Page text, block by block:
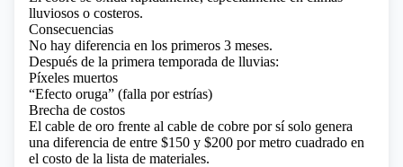
lluviosos o costeros.
Consecuencias
No hay diferencia en los primeros 3 meses.
Después de la primera temporada de lluvias:
Píxeles muertos
“Efecto oruga” (falla por estrías)
Brecha de costos
El cable de oro frente al cable de cobre por sí solo genera
una diferencia de entre $150 y $200 por metro cuadrado en
el costo de la lista de materiales.